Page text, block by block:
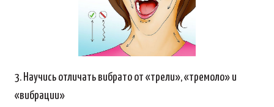
3. Научись отличать вибрато от «трели», «тремоло» и
«вибрации»